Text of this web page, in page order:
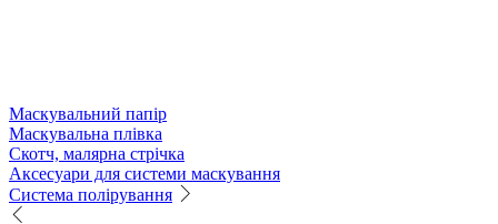
Маскувальний папір
Маскувальна плівка
Скотч, малярна стрічка
Аксесуари для системи маскування
Система полірування